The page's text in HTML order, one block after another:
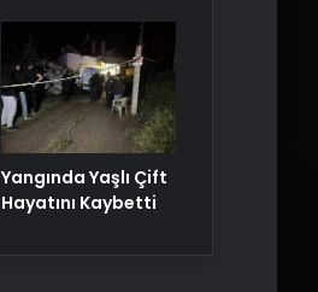
Yangında Yaşlı Çift
Hayatını Kaybetti